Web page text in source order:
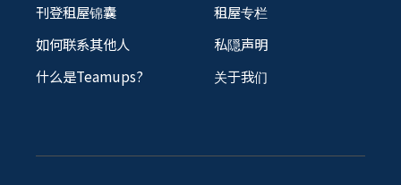
刊登租屋锦囊
如何联系其他人
什么是Teamups?
租屋专栏
私隠声明
关于我们